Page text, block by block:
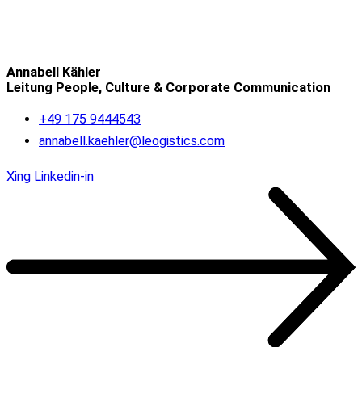
Annabell Kähler
Leitung People, Culture & Corporate Communication
+49 175 9444543
annabell.kaehler@leogistics.com
Xing Linkedin-in